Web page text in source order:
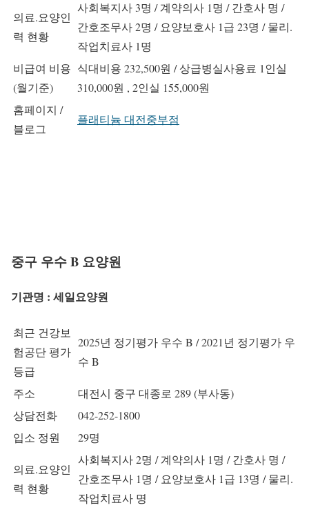
의료.요양인
력 현황
사회복지사 3명 / 계약의사 1명 / 간호사 명 /
간호조무사 2명 / 요양보호사 1급 23명 / 물리.
작업치료사 1명
비급여 비용
(월기준)
식대비용 232,500원 / 상급병실사용료 1인실
310,000원 , 2인실 155,000원
홈페이지 /
블로그
플래티늄 대전중부점
중구 우수 B 요양원
기관명 : 세일요양원
최근 건강보
험공단 평가
등급
2025년 정기평가 우수 B / 2021년 정기평가 우
수 B
주소
대전시 중구 대종로 289 (부사동)
상담전화
042-252-1800
입소 정원
29명
의료.요양인
력 현황
사회복지사 2명 / 계약의사 1명 / 간호사 명 /
간호조무사 1명 / 요양보호사 1급 13명 / 물리.
작업치료사 명